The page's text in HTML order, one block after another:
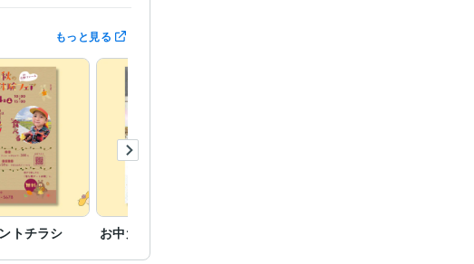
IllustStudio:2年
もっと見る
トチラシ お中元ギフトチラシ